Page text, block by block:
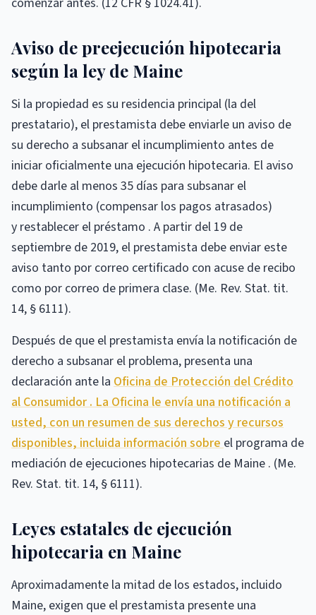
Aviso de preejecución hipotecaria
según la ley de Maine
Si la propiedad es su residencia principal (la del
prestatario), el prestamista debe enviarle un aviso de
su derecho a subsanar el incumplimiento antes de
iniciar oficialmente una ejecución hipotecaria. El aviso
debe darle al menos 35 días para subsanar el
incumplimiento (compensar los pagos atrasados)
y restablecer el préstamo . A partir del 19 de
septiembre de 2019, el prestamista debe enviar este
aviso tanto por correo certificado con acuse de recibo
como por correo de primera clase. (Me. Rev. Stat. tit.
14, § 6111).
Después de que el prestamista envía la notificación de
derecho a subsanar el problema, presenta una
declaración ante la Oficina de Protección del Crédito
al Consumidor . La Oficina le envía una notificación a
usted, con un resumen de sus derechos y recursos
disponibles, incluida información sobreel programa de
mediación de ejecuciones hipotecarias de Maine . (Me.
Rev. Stat. tit. 14, § 6111).
Leyes estatales de ejecución
hipotecaria en Maine
Aproximadamente la mitad de los estados, incluido
Maine, exigen que el prestamista presente una